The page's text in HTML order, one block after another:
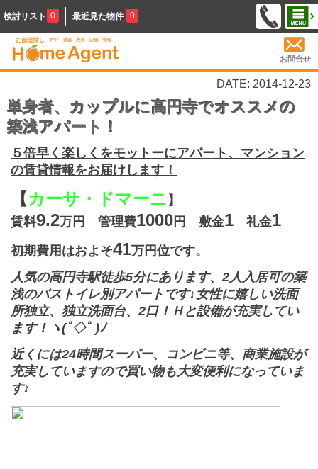
検討リスト 0 最近見た物件 0
お問合せ
DATE: 2014-12-23
単身者、カップルに高円寺でオススメの
築浅アパート！
５倍早く楽しくをモットーにアパート、マンション
の賃貸情報をお届けします！
【 カーサ・ドマーニ 】
賃料9.2万円 管理費1000 円 敷金1 礼金1
初期費用はおよそ41万円位です。
人気の高円寺駅徒歩5分にあります、2人入居可の築
浅のバストイレ別アパートです♪女性に嬉しい洗面
所独立、独立洗面台、2口ＩＨと設備が充実してい
ます！ヽ(ﾟ◇ﾟ )ﾉ
近くには24時間スーパー、コンビニ等、商業施設が
充実していますので買い物も大変便利になっていま
す♪